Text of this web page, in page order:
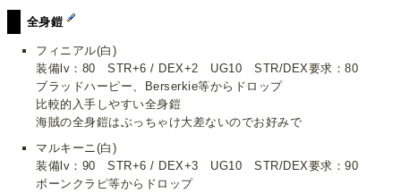
全身鎧
フィニアル(白)
装備lv：80 STR+6 / DEX+2 UG10 STR/DEX要求：80
ブラッドハーピー、Berserkie等からドロップ
比較的入手しやすい全身鎧
海賊の全身鎧はぶっちゃけ大差ないのでお好みで
マルキーニ(白)
装備lv：90 STR+6 / DEX+3 UG10 STR/DEX要求：90
ボーンクラピ等からドロップ